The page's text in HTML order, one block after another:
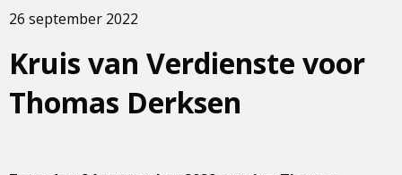
Kruis van Verdienste voor
Thomas Derksen
26 september 2022